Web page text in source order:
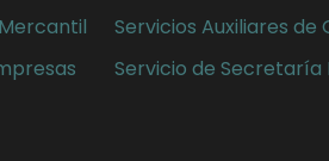
Servicios Auxiliares
Servicio de